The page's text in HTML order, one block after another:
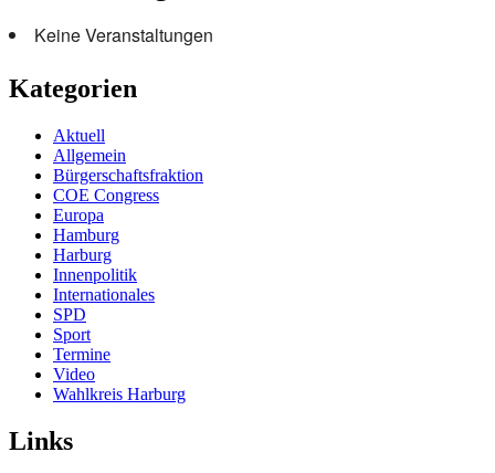
Keine Veranstaltungen
Kategorien
Aktuell
Allgemein
Bürgerschaftsfraktion
COE Congress
Europa
Hamburg
Harburg
Innenpolitik
Internationales
SPD
Sport
Termine
Video
Wahlkreis Harburg
Links